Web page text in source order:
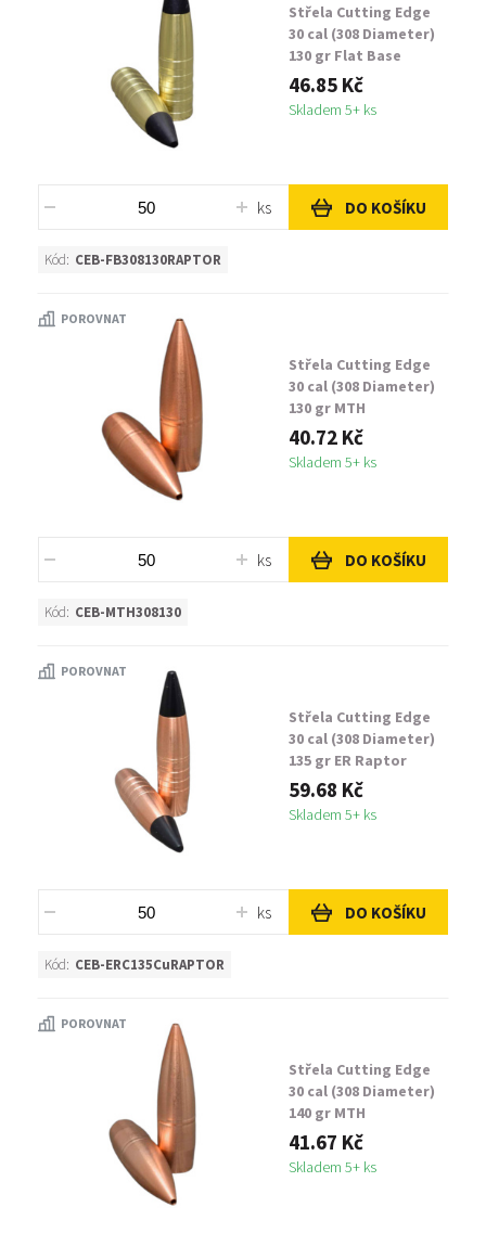
Střela Cutting Edge
30 cal (308 Diameter)
130 gr Flat Base
Raptor
46.85 Kč
Skladem 5+ ks
ks DO KOŠÍKU
Kód: CEB-FB308130RAPTOR
POROVNAT
Střela Cutting Edge
30 cal (308 Diameter)
130 gr MTH
40.72 Kč
Skladem 5+ ks
ks DO KOŠÍKU
Kód: CEB-MTH308130
POROVNAT
Střela Cutting Edge
30 cal (308 Diameter)
135 gr ER Raptor
59.68 Kč
Skladem 5+ ks
ks DO KOŠÍKU
Kód: CEB-ERC135CuRAPTOR
POROVNAT
Střela Cutting Edge
30 cal (308 Diameter)
140 gr MTH
41.67 Kč
Skladem 5+ ks